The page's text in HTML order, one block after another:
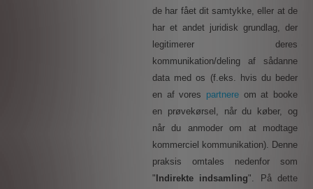
de har fået dit samtykke, eller at de
har et andet juridisk grundlag, der
legitimerer deres
kommunikation/deling af sådanne
data med os (f.eks. hvis du beder
en af vores partnere om at booke
en prøvekørsel, når du køber, og
når du anmoder om at modtage
kommerciel kommunikation). Denne
praksis omtales nedenfor som
" Indirekte indsamling". På dette